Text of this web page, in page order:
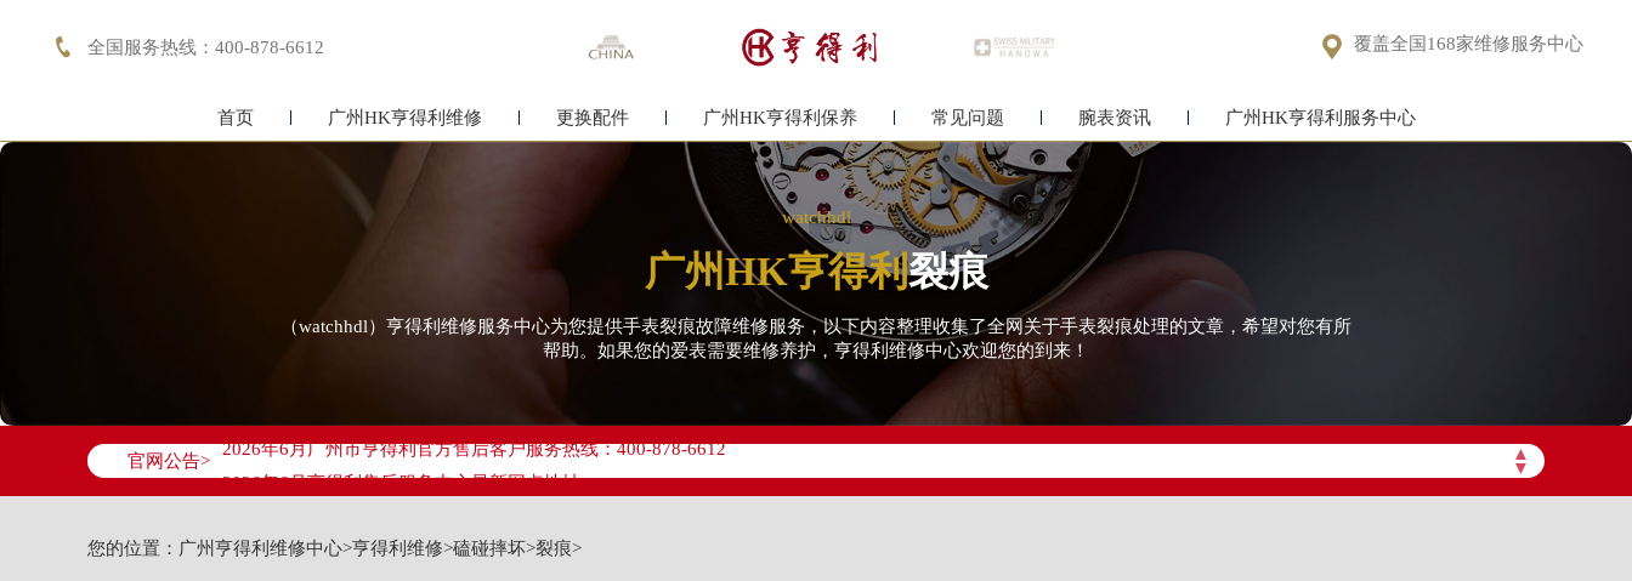
 全国服务热线：400-878-6612  覆盖全国168家维修服务中心
首页 广州HK亨得利维修 更换配件 广州HK亨得利保养 常见问题 腕表资讯 广州HK亨得利服务中心
watchhdl
广州HK亨得利裂痕
（watchhdl）亨得利维修服务中心为您提供手表裂痕故障维修服务，以下内容整理收集了全网关于手表裂痕处理的文章，希望对您有所
帮助。如果您的爱表需要维修养护，亨得利维修中心欢迎您的到来！
官网公告> ▲
▼
2026年6月亨得利广州市售后服务网络优化升级公告
2026年6月广州市亨得利官方售后客户服务热线：400-878-6612
2026年6月亨得利售后服务中心最新网点地址：
广州市越秀区环市东路371-375号世界贸易中心大厦南塔写字楼15层07室（需提前预约）
您的位置： 广州亨得利维修中心>亨得利维修>磕碰摔坏>裂痕>